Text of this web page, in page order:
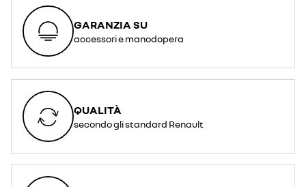
GARANZIA SU
accessori e manodopera
QUALITÀ
secondo gli standard Renault